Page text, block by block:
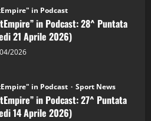
in Podcast
in Podcast: 28^ Puntata
21 Aprile 2026)
2026
in Podcast Sport News
in Podcast: 27^ Puntata
14 Aprile 2026)